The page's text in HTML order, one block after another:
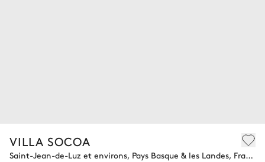
VILLA SOCOA
Saint-Jean-de-Luz et environs, Pays Basque & les Landes, France